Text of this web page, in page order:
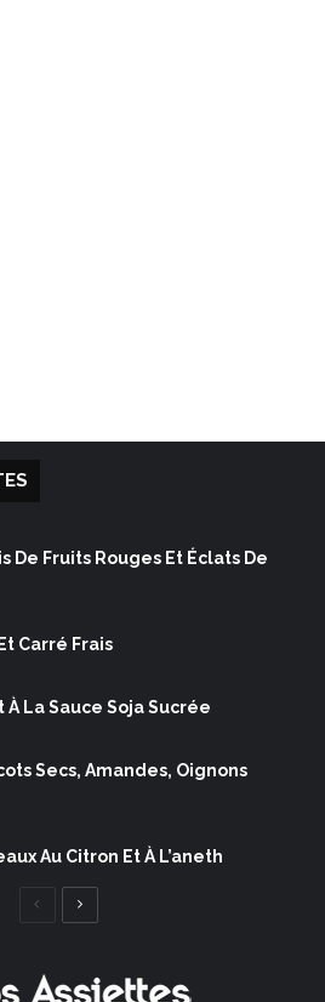
De Fruits Rouges Et Éclats De
Carré Frais
À La Sauce Soja Sucrée
Secs, Amandes, Oignons
Au Citron Et À L’aneth
Page